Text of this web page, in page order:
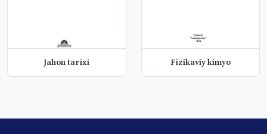
Jahon tarixi Fizikaviy kimyo